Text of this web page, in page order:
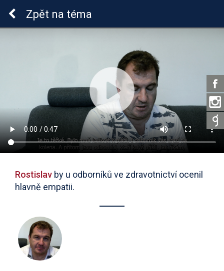
Sluchová vada u dětí
Zpět na téma
Rostislav by u odborníků ve zdravotnictví ocenil
hlavně empatii.